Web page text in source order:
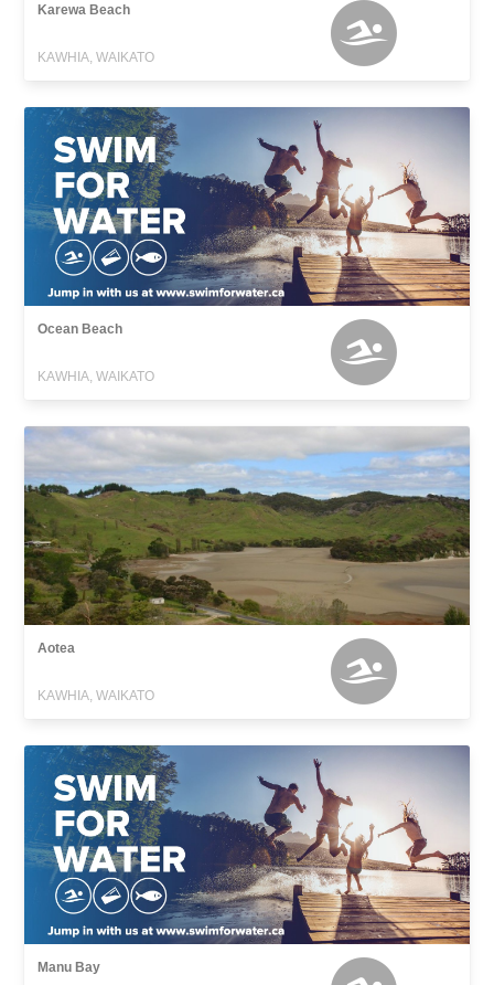
Karewa Beach
KAWHIA, WAIKATO
Ocean Beach
KAWHIA, WAIKATO
Aotea
KAWHIA, WAIKATO
Manu Bay